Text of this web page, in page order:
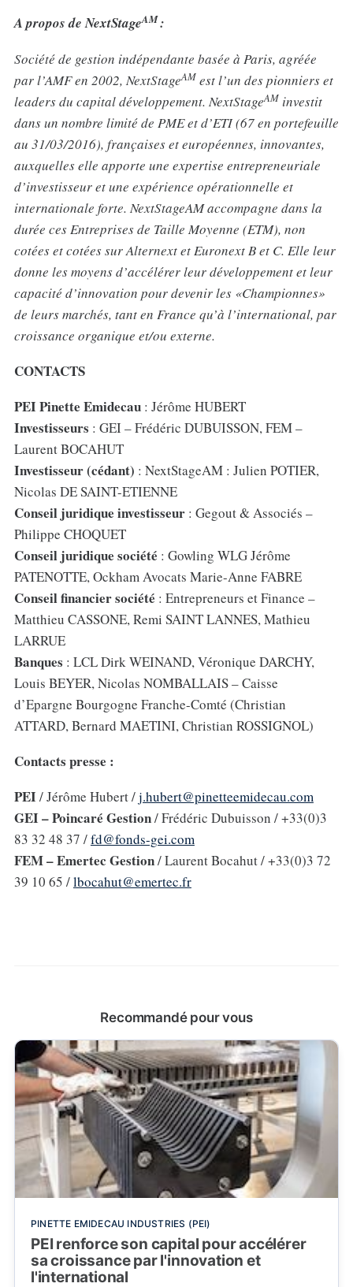
A propos de NextStageAM:
Société de gestion indépendante basée à Paris, agréée
par l’AMF en 2002, NextStageAMest l’un des pionniers et
leaders du capital développement. NextStageAMinvestit
dans un nombre limité de PME et d’ETI (67 en portefeuille
au 31/03/2016), françaises et européennes, innovantes,
auxquelles elle apporte une expertise entrepreneuriale
d’investisseur et une expérience opérationnelle et
internationale forte. NextStageAM accompagne dans la
durée ces Entreprises de Taille Moyenne (ETM), non
cotées et cotées sur Alternext et Euronext B et C. Elle leur
donne les moyens d’accélérer leur développement et leur
capacité d’innovation pour devenir les «Championnes»
de leurs marchés, tant en France qu’à l’international, par
croissance organique et/ou externe.
CONTACTS
PEI Pinette Emidecau: Jérôme HUBERT
Investisseurs : GEI – Frédéric DUBUISSON, FEM –
Laurent BOCAHUT
Investisseur (cédant) : NextStageAM : Julien POTIER,
Nicolas DE SAINT-ETIENNE
Conseil juridique investisseur: Gegout & Associés –
Philippe CHOQUET
Conseil juridique société : Gowling WLG Jérôme
PATENOTTE, Ockham Avocats Marie-Anne FABRE
Conseil financier société : Entrepreneurs et Finance –
Matthieu CASSONE, Remi SAINT LANNES, Mathieu
LARRUE
Banques : LCL Dirk WEINAND, Véronique DARCHY,
Louis BEYER, Nicolas NOMBALLAIS – Caisse
d’Epargne Bourgogne Franche-Comté (Christian
ATTARD, Bernard MAETINI, Christian ROSSIGNOL)
Contacts presse :
PEI/ Jérôme Hubert /j.hubert@pinetteemidecau.com
GEI – Poincaré Gestion/ Frédéric Dubuisson / +33(0)3
83 32 48 37 /fd@fonds-gei.com
FEM – Emertec Gestion/ Laurent Bocahut / +33(0)3 72
39 10 65 /lbocahut@emertec.fr
Recommandé pour vous
PINETTE EMIDECAU INDUSTRIES (PEI)
PEI renforce son capital pour accélérer
sa croissance par l'innovation et
l'international